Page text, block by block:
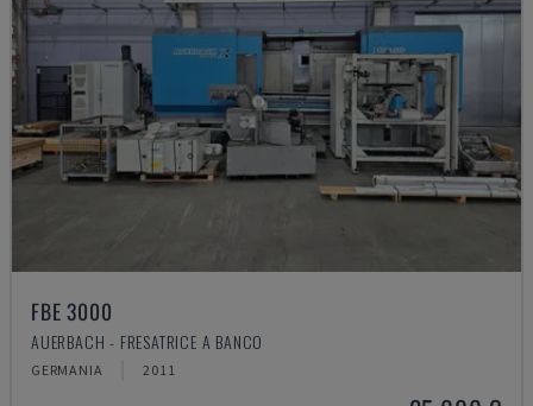
FBE 3000
AUERBACH - FRESATRICE A BANCO
GERMANIA 2011